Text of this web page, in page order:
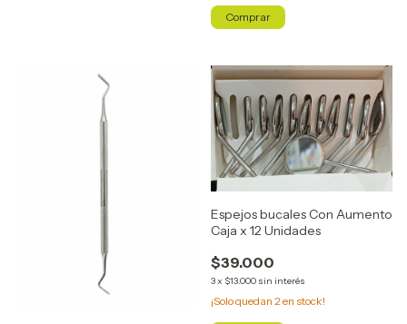
Espejos bucales Con Aumento
Caja x 12 Unidades
$39.000
3x $13.000 sin interés
¡Solo quedan 2 en stock!